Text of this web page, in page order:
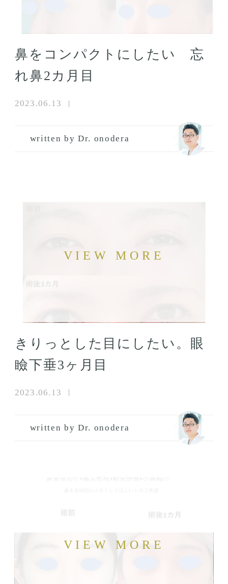
鼻をコンパクトにしたい 忘
れ鼻2カ月目
2023.06.13
written by Dr. onodera
きりっとした目にしたい。眼
瞼下垂3ヶ月目
2023.06.13
written by Dr. onodera